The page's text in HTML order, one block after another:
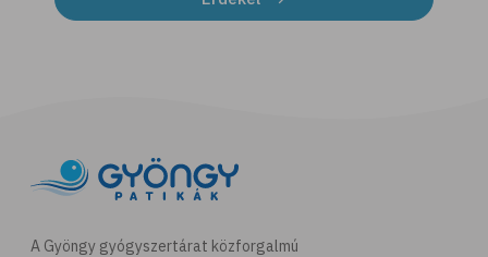
A Gyöngy gyógyszertárat közforgalmú